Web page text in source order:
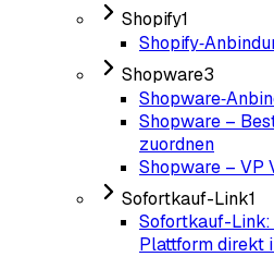
Shopify1
Shopware3
Shopware –
zuordnen
Shopware – VP
Sofortkauf-Link1
Sofortkauf-
Plattform direkt